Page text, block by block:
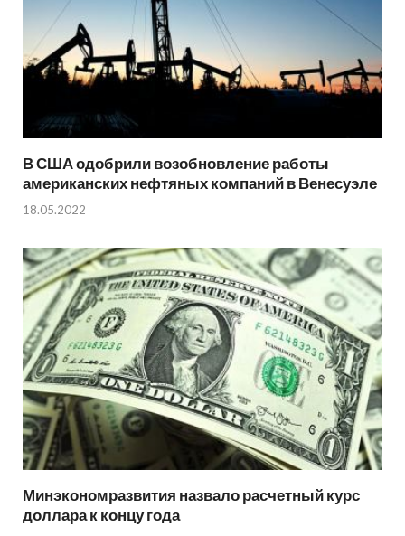
В США одобрили возобновление работы
американских нефтяных компаний в Венесуэле
18.05.2022
Минэкономразвития назвало расчетный курс
доллара к концу года